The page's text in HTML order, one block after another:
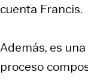
cuenta Francis.
Además, es
proceso